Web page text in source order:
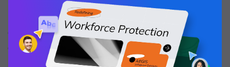
Dê aos seus leitores várias alternativas para consumir seu
conteúdo interativo. Embora eles sempre possam ler seu
e-book, algumas pessoas preferem ouvir.